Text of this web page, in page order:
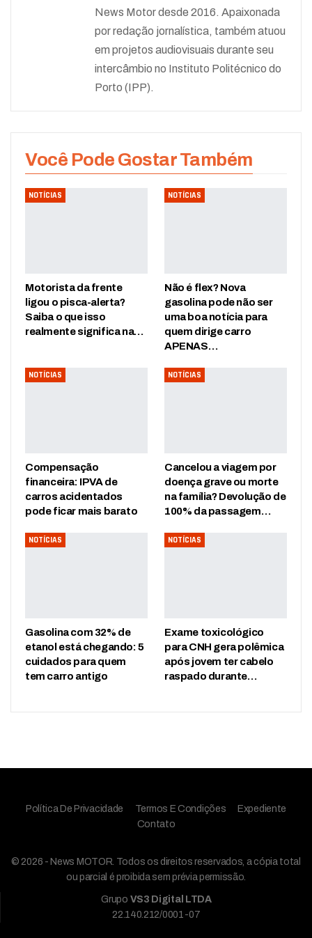
News Motor desde 2016. Apaixonada
por redação jornalística, também atuou
em projetos audiovisuais durante seu
intercâmbio no Instituto Politécnico do
Porto (IPP).
Você Pode Gostar Também
NOTÍCIAS
Motorista da frente
ligou o pisca-alerta?
Saiba o que isso
realmente significa na…
NOTÍCIAS
Não é flex? Nova
gasolina pode não ser
uma boa notícia para
quem dirige carro
APENAS…
NOTÍCIAS
Compensação
financeira: IPVA de
carros acidentados
pode ficar mais barato
NOTÍCIAS
Cancelou a viagem por
doença grave ou morte
na família? Devolução de
100% da passagem…
NOTÍCIAS
Gasolina com 32% de
etanol está chegando: 5
cuidados para quem
tem carro antigo
NOTÍCIAS
Exame toxicológico
para CNH gera polêmica
após jovem ter cabelo
raspado durante…
Política De Privacidade Termos E Condições
Expediente
Contato
© 2026 - News MOTOR. Todos os direitos reservados, a cópia total
ou parcial é proibida sem prévia permissão.
Grupo VS3 Digital LTDA
22.140.212/0001-07